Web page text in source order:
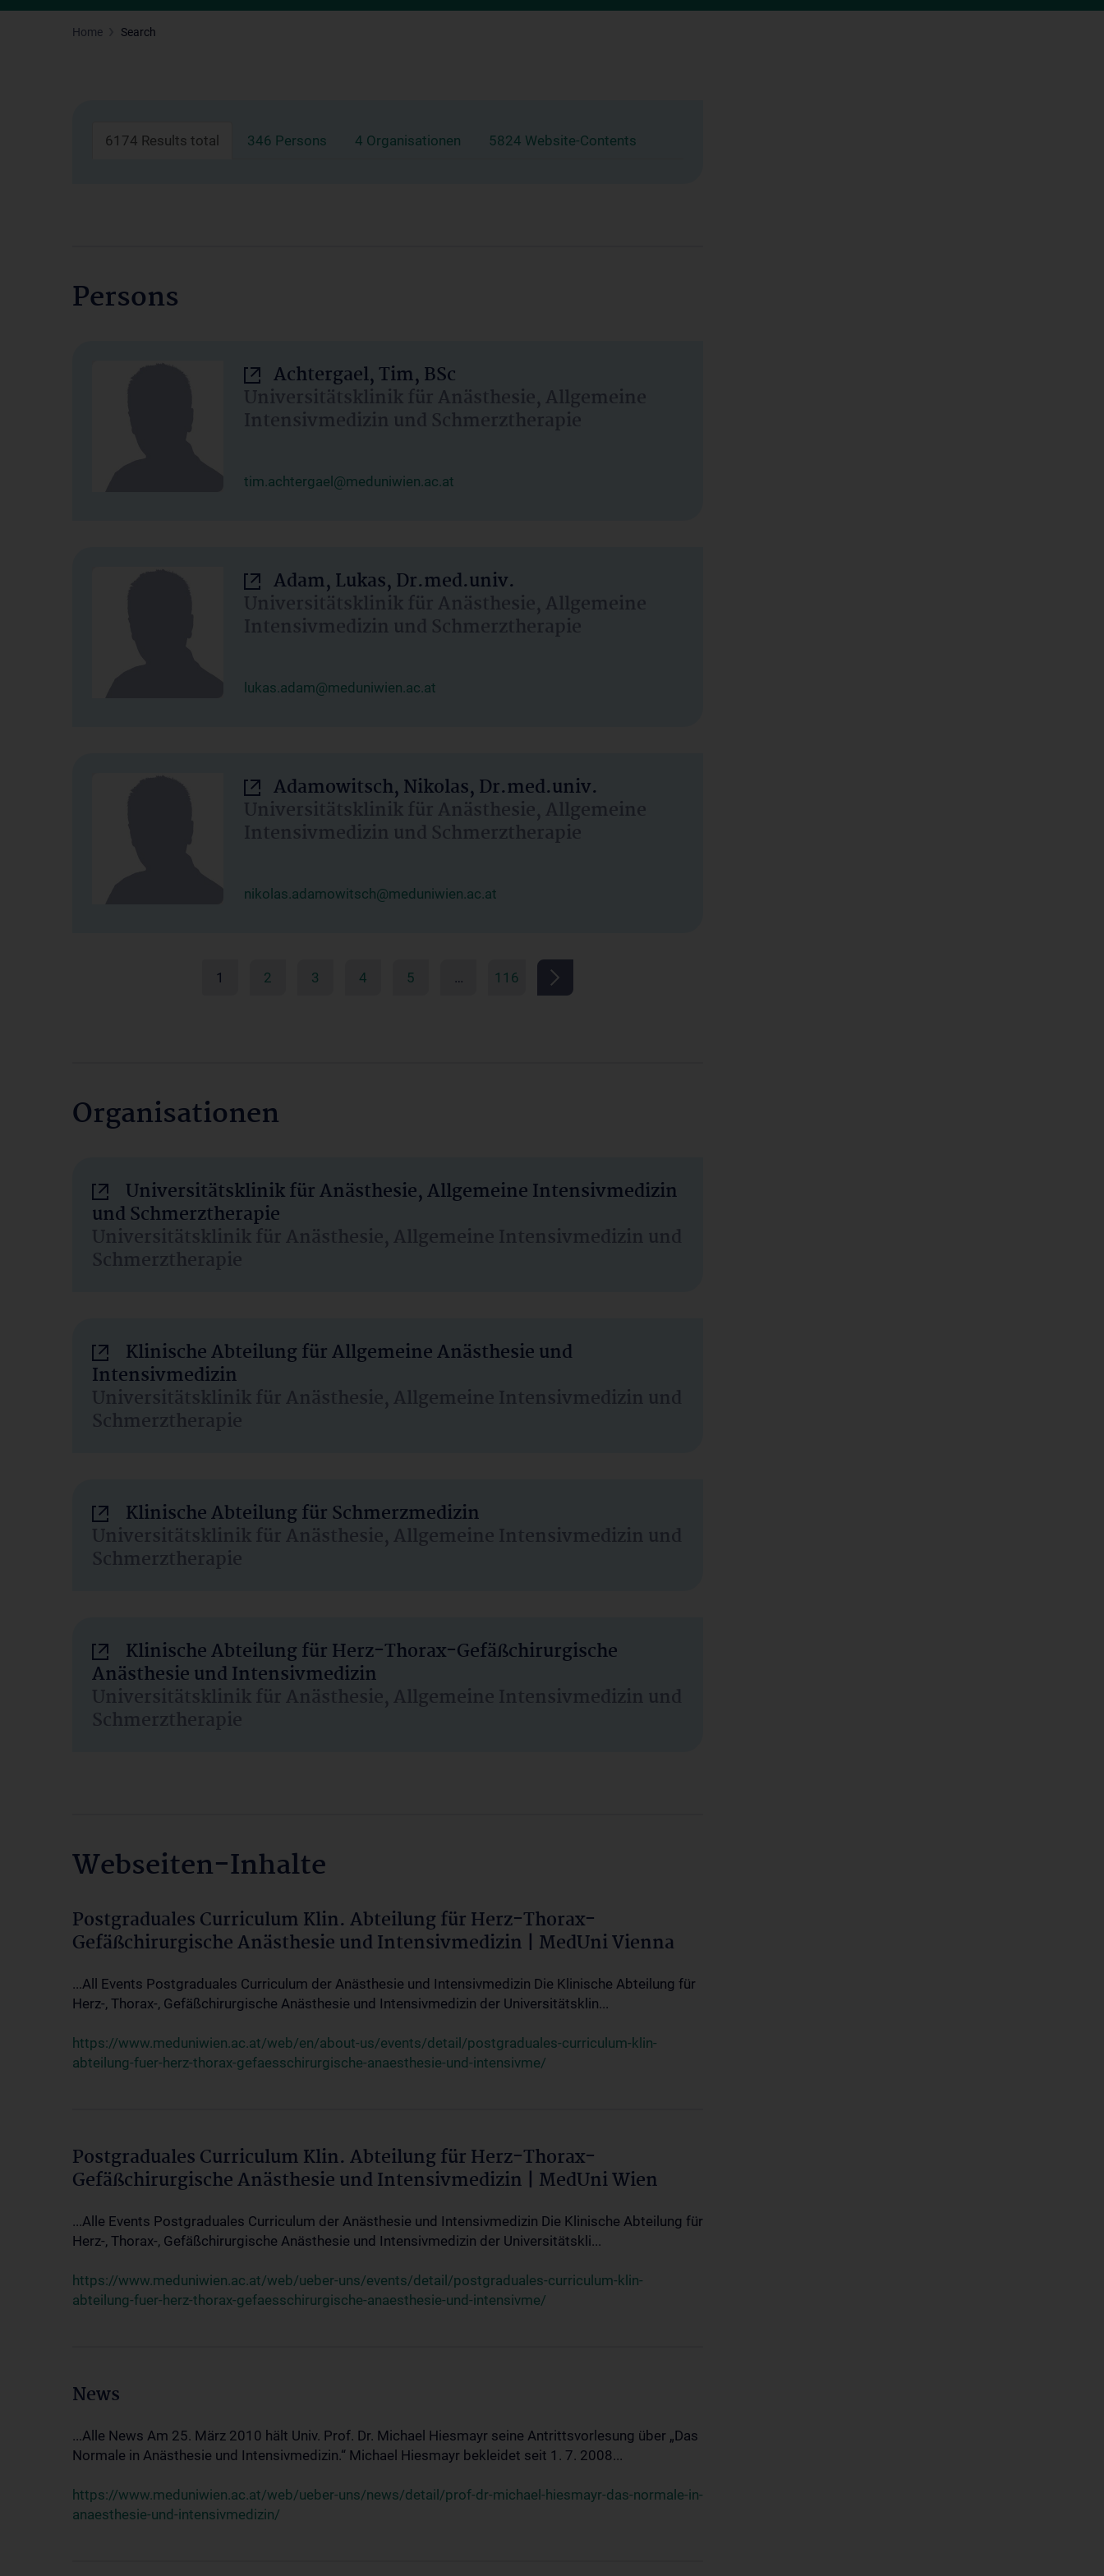
Home Search
6174 Results total 346 Persons 4 Organisationen 5824 Website-Contents
Persons
Achtergael, Tim, BSc
Universitätsklinik für Anästhesie, Allgemeine
Intensivmedizin und Schmerztherapie
tim.achtergael@meduniwien.ac.at
Adam, Lukas, Dr.med.univ.
Universitätsklinik für Anästhesie, Allgemeine
Intensivmedizin und Schmerztherapie
lukas.adam@meduniwien.ac.at
Adamowitsch, Nikolas, Dr.med.univ.
Universitätsklinik für Anästhesie, Allgemeine
Intensivmedizin und Schmerztherapie
nikolas.adamowitsch@meduniwien.ac.at
1 2 3 4 5 … 116
Organisationen
Universitätsklinik für Anästhesie, Allgemeine Intensivmedizin
und Schmerztherapie
Universitätsklinik für Anästhesie, Allgemeine Intensivmedizin und
Schmerztherapie
Klinische Abteilung für Allgemeine Anästhesie und
Intensivmedizin
Universitätsklinik für Anästhesie, Allgemeine Intensivmedizin und
Schmerztherapie
Klinische Abteilung für Schmerzmedizin
Universitätsklinik für Anästhesie, Allgemeine Intensivmedizin und
Schmerztherapie
Klinische Abteilung für Herz-Thorax-Gefäßchirurgische
Anästhesie und Intensivmedizin
Universitätsklinik für Anästhesie, Allgemeine Intensivmedizin und
Schmerztherapie
Webseiten-Inhalte
Postgraduales Curriculum Klin. Abteilung für Herz-Thorax-
Gefäßchirurgische Anästhesie und Intensivmedizin | MedUni Vienna
...All Events Postgraduales Curriculum der Anästhesie und Intensivmedizin Die Klinische Abteilung für
Herz-, Thorax-, Gefäßchirurgische Anästhesie und Intensivmedizin der Universitätsklin...
https://www.meduniwien.ac.at/web/en/about-us/events/detail/postgraduales-curriculum-klin-
abteilung-fuer-herz-thorax-gefaesschirurgische-anaesthesie-und-intensivme/
Postgraduales Curriculum Klin. Abteilung für Herz-Thorax-
Gefäßchirurgische Anästhesie und Intensivmedizin | MedUni Wien
...Alle Events Postgraduales Curriculum der Anästhesie und Intensivmedizin Die Klinische Abteilung für
Herz-, Thorax-, Gefäßchirurgische Anästhesie und Intensivmedizin der Universitätskli...
https://www.meduniwien.ac.at/web/ueber-uns/events/detail/postgraduales-curriculum-klin-
abteilung-fuer-herz-thorax-gefaesschirurgische-anaesthesie-und-intensivme/
News
...Alle News Am 25. März 2010 hält Univ. Prof. Dr. Michael Hiesmayr seine Antrittsvorlesung über „Das
Normale in Anästhesie und Intensivmedizin.“ Michael Hiesmayr bekleidet seit 1. 7. 2008...
https://www.meduniwien.ac.at/web/ueber-uns/news/detail/prof-dr-michael-hiesmayr-das-normale-in-
anaesthesie-und-intensivmedizin/